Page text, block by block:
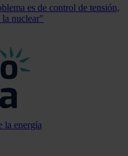
es de control de tensión,
la nuclear"